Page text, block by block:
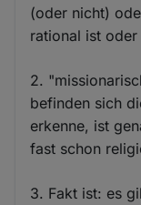
(oder nicht)
rational ist oder
2.
befinden sich
erkenne, ist
fast schon
3. Fakt ist: es